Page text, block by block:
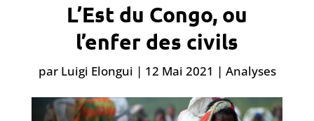
L’Est du Congo, ou
l’enfer des civils
par Luigi Elongui | 12 Mai 2021 | Analyses